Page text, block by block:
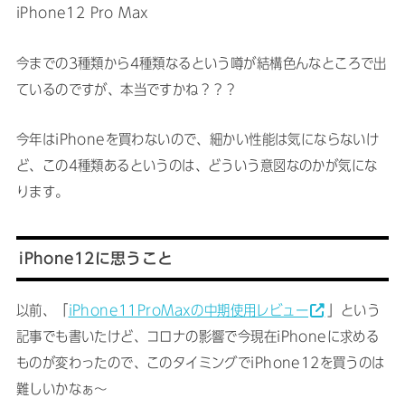
iPhone12 Pro Max
今までの3種類から4種類なるという噂が結構色んなところで出
ているのですが、本当ですかね？？？
今年はiPhoneを買わないので、細かい性能は気にならないけ
ど、この4種類あるというのは、どういう意図なのかが気にな
ります。
iPhone12に思うこと
以前、「iPhone11ProMaxの中期使用レビュー
」という
記事でも書いたけど、コロナの影響で今現在iPhoneに求める
ものが変わったので、このタイミングでiPhone12を買うのは
難しいかなぁ〜